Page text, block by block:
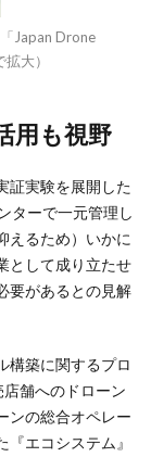
Japan Drone
大）
用も視野
証実験を展開した
ターで一元管理し
えるため）いかに
として成り立たせ
要があるとの見解
構築に関するプロ
舗へのドローン
ンの総合オペレー
エコシステム』